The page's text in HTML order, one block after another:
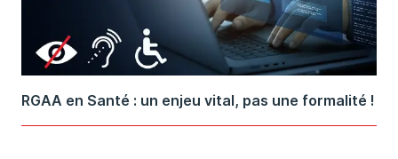
RGAA en Santé : un enjeu vital, pas une formalité !